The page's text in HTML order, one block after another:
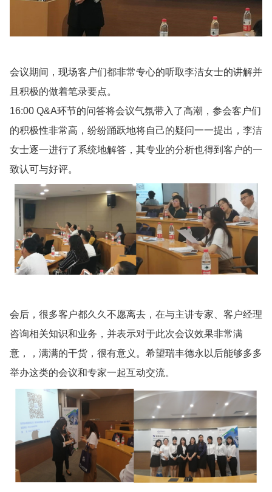
会议期间，现场客户们都非常专心的听取李洁女士的讲解并
且积极的做着笔录要点。
16:00 Q&A环节的问答将会议气氛带入了高潮，参会客户们
的积极性非常高，纷纷踊跃地将自己的疑问一一提出，李洁
女士逐一进行了系统地解答，其专业的分析也得到客户的一
致认可与好评。
会后，很多客户都久久不愿离去，在与主讲专家、客户经理
咨询相关知识和业务，并表示对于此次会议效果非常满
意，，满满的干货，很有意义。希望瑞丰德永以后能够多多
举办这类的会议和专家一起互动交流。